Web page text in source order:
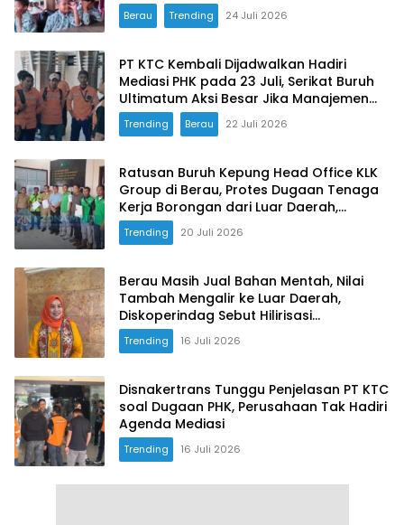
Berau Trending 24 Juli 2026
PT KTC Kembali Dijadwalkan Hadiri
Mediasi PHK pada 23 Juli, Serikat Buruh
Ultimatum Aksi Besar Jika Manajemen
Mangkir Lagi
Trending Berau 22 Juli 2026
Ratusan Buruh Kepung Head Office KLK
Group di Berau, Protes Dugaan Tenaga
Kerja Borongan dari Luar Daerah,
Pengawas Turun Selidiki 10 Hari
Trending 20 Juli 2026
Berau Masih Jual Bahan Mentah, Nilai
Tambah Mengalir ke Luar Daerah,
Diskoperindag Sebut Hilirisasi
Bergantung pada Pelaku Usaha
Trending 16 Juli 2026
Disnakertrans Tunggu Penjelasan PT KTC
soal Dugaan PHK, Perusahaan Tak Hadiri
Agenda Mediasi
Trending 16 Juli 2026